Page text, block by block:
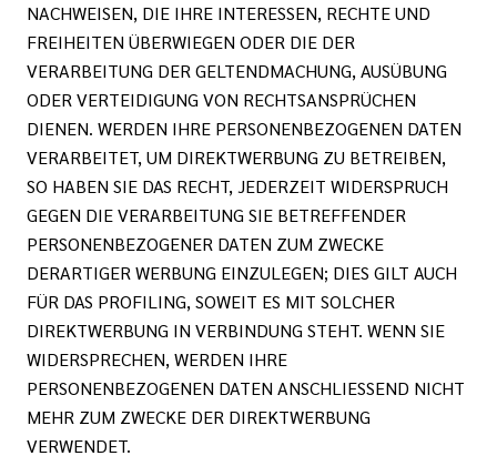
NACHWEISEN, DIE IHRE INTERESSEN, RECHTE UND
FREIHEITEN ÜBERWIEGEN ODER DIE DER
VERARBEITUNG DER GELTENDMACHUNG, AUSÜBUNG
ODER VERTEIDIGUNG VON RECHTSANSPRÜCHEN
DIENEN. WERDEN IHRE PERSONENBEZOGENEN DATEN
VERARBEITET, UM DIREKTWERBUNG ZU BETREIBEN,
SO HABEN SIE DAS RECHT, JEDERZEIT WIDERSPRUCH
GEGEN DIE VERARBEITUNG SIE BETREFFENDER
PERSONENBEZOGENER DATEN ZUM ZWECKE
DERARTIGER WERBUNG EINZULEGEN; DIES GILT AUCH
FÜR DAS PROFILING, SOWEIT ES MIT SOLCHER
DIREKTWERBUNG IN VERBINDUNG STEHT. WENN SIE
WIDERSPRECHEN, WERDEN IHRE
PERSONENBEZOGENEN DATEN ANSCHLIESSEND NICHT
MEHR ZUM ZWECKE DER DIREKTWERBUNG
VERWENDET.